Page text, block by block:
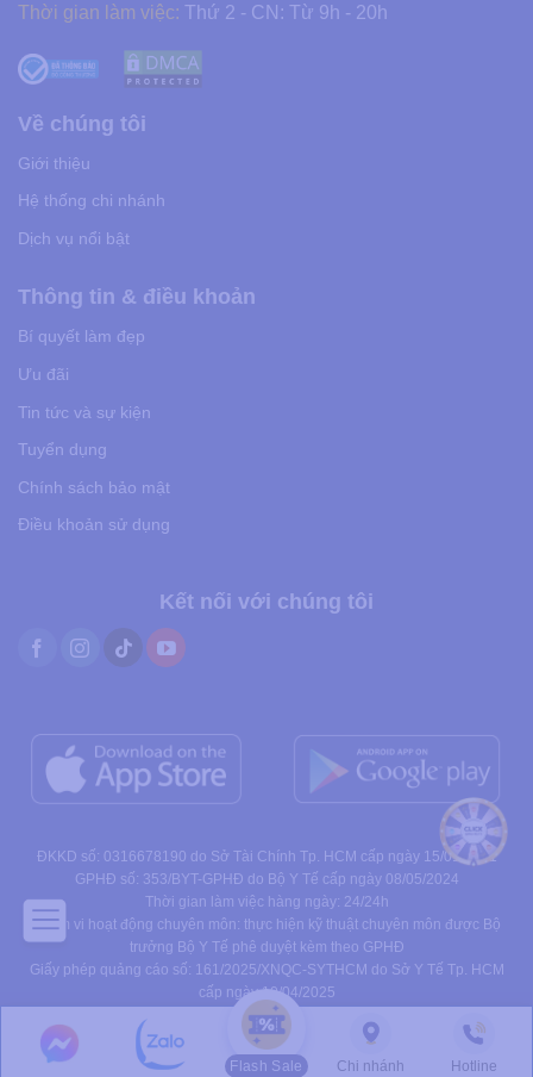
Thời gian làm việc: Thứ 2 - CN: Từ 9h - 20h
Về chúng tôi
Giới thiệu
Hệ thống chi nhánh
Dịch vụ nổi bật
Thông tin & điều khoản
Bí quyết làm đẹp
Ưu đãi
Tin tức và sự kiện
Tuyển dụng
Chính sách bảo mật
Điều khoản sử dụng
Kết nối với chúng tôi
ĐKKD số: 0316678190 do Sở Tài Chính Tp. HCM cấp ngày 15/01/2021
GPHĐ số: 353/BYT-GPHĐ do Bộ Y Tế cấp ngày 08/05/2024
Thời gian làm việc hàng ngày: 24/24h
Phạm vi hoạt động chuyên môn: thực hiện kỹ thuật chuyên môn được Bộ
trưởng Bộ Y Tế phê duyệt kèm theo GPHĐ
Giấy phép quảng cáo số: 161/2025/XNQC-SYTHCM do Sở Y Tế Tp. HCM
cấp ngày 10/04/2025
Flash Sale Chi nhánh Hotline